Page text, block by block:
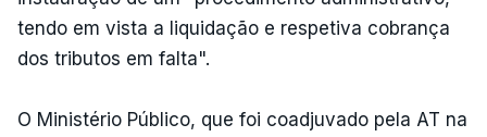
tendo em vista a liquidação e respetiva cobrança
dos tributos em falta".
O Ministério Público, que foi coadjuvado pela AT na